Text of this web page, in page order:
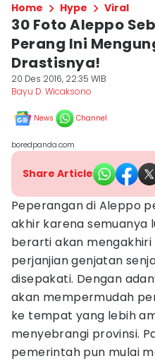
Home Hype Viral
30 Foto Aleppo
Perang Ini
Drastisnya!
20 Des 2016, 22:35 WIB
Bayu D. Wicaksono
News Channel
boredpanda.com
Share Article
Peperangan di Aleppo
akhir karena semuanya
berarti akan mengakhiri
perjanjian genjatan
disepakati. Dengan
akan mempermudah
ke tempat yang lebih
menyebrangi provinsi.
pemerintah pun mulai